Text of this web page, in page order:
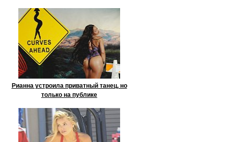
Рианна устроила приватный танец, но
только на публике